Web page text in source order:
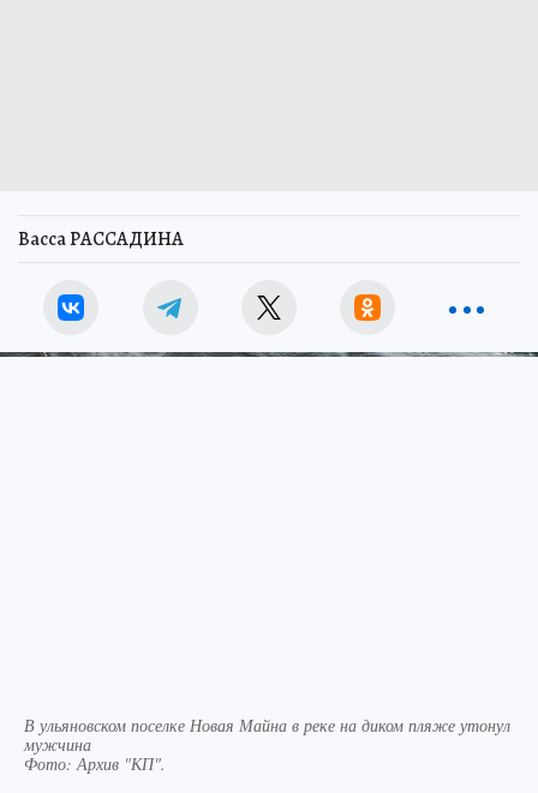
Васса РАССАДИНА
В ульяновском поселке Новая Майна в реке на диком пляже утонул
мужчина
Фото:Архив "КП".